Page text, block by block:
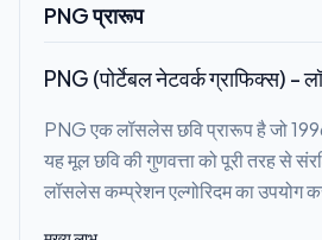
PNG प्रारूप
PNG (पोर्टेबल नेटवर्क ग्राफिक्स) -
PNG एक लॉसलेस छवि प्रारूप है जो 1996
यह मूल छवि की गुणवत्ता को पूरी तरह से
लॉसलेस कम्प्रेशन एल्गोरिदम का उपयोग